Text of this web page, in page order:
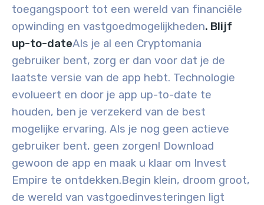
toegangspoort tot een wereld van financiële
opwinding en vastgoedmogelijkheden. Blijf
up-to-dateAls je al een Cryptomania
gebruiker bent, zorg er dan voor dat je de
laatste versie van de app hebt. Technologie
evolueert en door je app up-to-date te
houden, ben je verzekerd van de best
mogelijke ervaring. Als je nog geen actieve
gebruiker bent, geen zorgen! Download
gewoon de app en maak u klaar om Invest
Empire te ontdekken.Begin klein, droom groot,
de wereld van vastgoedinvesteringen ligt